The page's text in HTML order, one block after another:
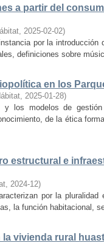
a partir del
, 2025-02-02)
por la
definiciones sobre
en los
, 2025-01-28)
y los modelos de
de la ética
estructural e
, 2024-12)
por la
la función habitacional,
vivienda rural